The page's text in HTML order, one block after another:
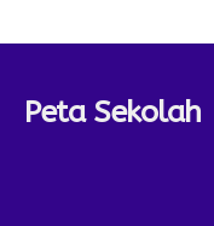
Peta Sekolah